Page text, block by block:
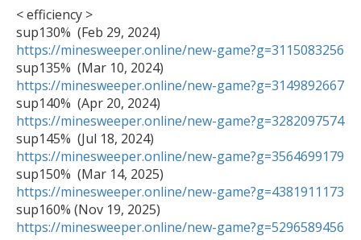
< efficiency >
https://minesweeper.online/new-game?g=3115083256
https://minesweeper.online/new-game?g=3149892667
https://minesweeper.online/new-game?g=3282097574
https://minesweeper.online/new-game?g=3564699179
https://minesweeper.online/new-game?g=4381911173
https://minesweeper.online/new-game?g=5296589456